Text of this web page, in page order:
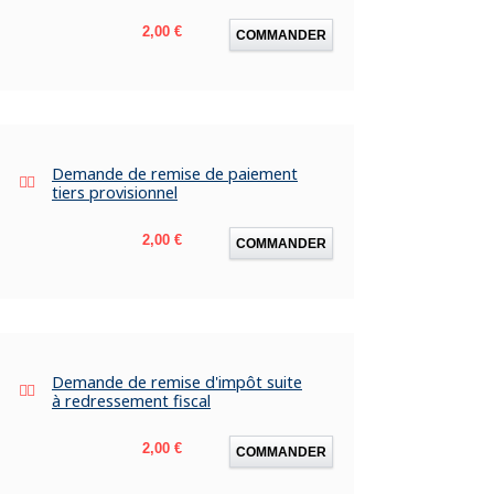
Prix
2,00 € COMMANDER
Demande de remise de paiement
tiers provisionnel
Prix
2,00 € COMMANDER
Demande de remise d'impôt suite
à redressement fiscal
Prix
2,00 € COMMANDER